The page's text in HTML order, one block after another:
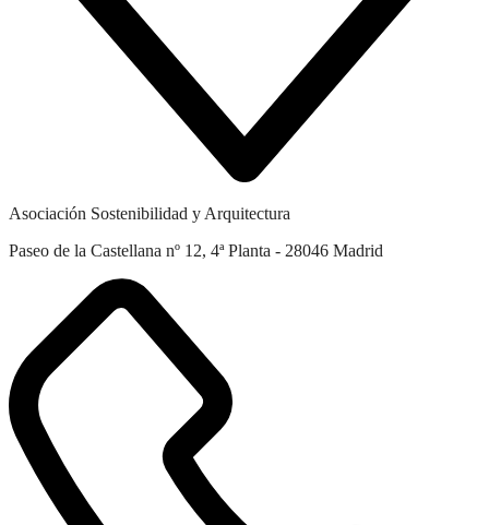
Asociación Sostenibilidad y Arquitectura
Paseo de la Castellana nº 12, 4ª Planta - 28046 Madrid